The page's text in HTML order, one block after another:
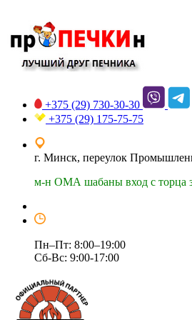
+375 (29) 730-30-30
+375 (29) 175-75-75
г. Минск, переулок
м-н ОМА шабаны вход с торца
Пн–Пт: 8:00–19:00
Сб-Вс: 9:00-17:00